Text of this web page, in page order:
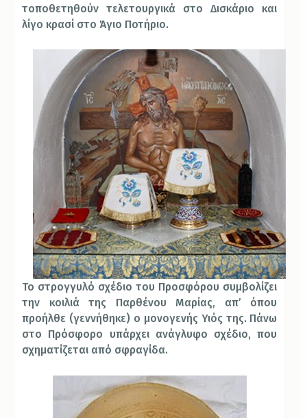
τοποθετηθούν τελετουργικά στο Δισκάριο και
λίγο κρασί στο Άγιο Ποτήριο.
Το στρογγυλό σχέδιο του Προσφόρου συμβολίζει
την κοιλιά της Παρθένου Μαρίας, απ’ όπου
προήλθε (γεννήθηκε) ο μονογενής Υιός της. Πάνω
στο Πρόσφορο υπάρχει ανάγλυφο σχέδιο, που
σχηματίζεται από σφραγίδα.